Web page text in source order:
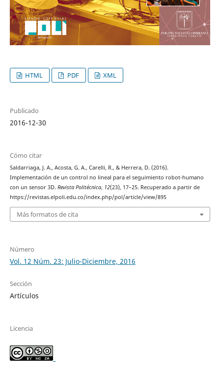
HTML PDF XML
Publicado
2016-12-30
Cómo citar
Saldarriaga, J. A., Acosta, G. A., Carelli, R., & Herrera, D. (2016).
Implementación de un control no lineal para el seguimiento robot-humano
con un sensor 3D. Revista Politécnica, 12(23), 17–25. Recuperado a partir de
https://revistas.elpoli.edu.co/index.php/pol/article/view/895
Más formatos de cita
Número
Vol. 12 Núm. 23: Julio-Diciembre, 2016
Sección
Artículos
Licencia
_